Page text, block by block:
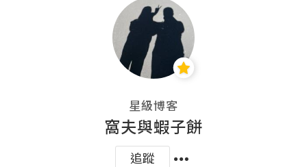
星級博客
窩夫與蝦子餅
追蹤